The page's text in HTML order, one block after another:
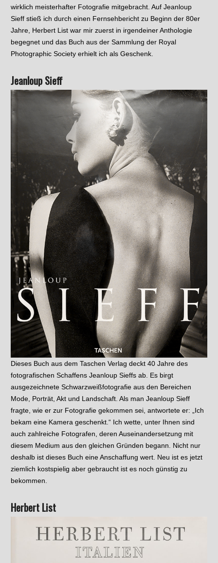
wirklich meisterhafter Fotografie mitgebracht. Auf Jeanloup
Sieff stieß ich durch einen Fernsehbericht zu Beginn der 80er
Jahre, Herbert List war mir zuerst in irgendeiner Anthologie
begegnet und das Buch aus der Sammlung der Royal
Photographic Society erhielt ich als Geschenk.
Jeanloup Sieff
Dieses Buch aus dem Taschen Verlag deckt 40 Jahre des
fotografischen Schaffens Jeanloup Sieffs ab. Es birgt
ausgezeichnete Schwarzweißfotografie aus den Bereichen
Mode, Porträt, Akt und Landschaft. Als man Jeanloup Sieff
fragte, wie er zur Fotografie gekommen sei, antwortete er: „Ich
bekam eine Kamera geschenkt.“ Ich wette, unter Ihnen sind
auch zahlreiche Fotografen, deren Auseinandersetzung mit
diesem Medium aus den gleichen Gründen begann. Nicht nur
deshalb ist dieses Buch eine Anschaffung wert. Neu ist es jetzt
ziemlich kostspielig aber gebraucht ist es noch günstig zu
bekommen.
Herbert List